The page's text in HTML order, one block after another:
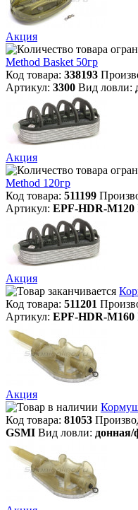
Акция
Method Basket 50гр
Код товара: 338193
Артикул: 3300 Вид ловли:
Акция
Method 120гр
Код товара: 511199
Артикул: EPF-HDR-M120
Акция
Код товара: 511201
Артикул: EPF-HDR-M160
Акция
Код товара: 81053
GSMI Вид ловли: донная/